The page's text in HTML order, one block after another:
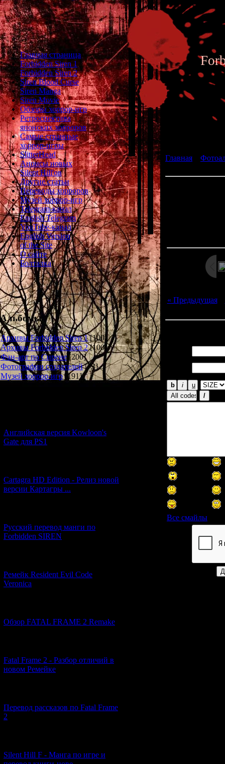
Главная страница
Forbidden Siren 1
Forbidden Siren 2
Siren Blood Curse
Siren Manga
Siren Movie
Обзоры хоррор-игр
Ретроспектива
японских хорроров
Самые странные
хоррор-игры
SlitterHead
Анонсы новых
Silent Hill'ов
Другие статьи
Переводы хорроров
Музей хоррор-игр
Telegram-канал
English Telegram
YouTube-канал
English Version
of the Site
О сайте
Болталка
Альбомы
Архивы Forbidden Siren 1 [100]
Архивы Forbidden Siren 2 [100]
Фан-арт по Сирене [200]
Фотографии создателей [73]
Музей хоррор-игр
[191]
Английская версия Kowloon's
Gate для PS1
Cartagra HD Edition - Релиз новой
версии Картагры ...
Русский перевод манги по
Forbidden SIREN
Ремейк Resident Evil Code
Veronica
Обзор FATAL FRAME 2 Remake
Fatal Frame 2 - Разбор отличий в
новом Ремейке
Перевод рассказов по Fatal Frame
2
Silent Hill F - Манга по игре и
Главная
« Предыдущая|
Все смайлы